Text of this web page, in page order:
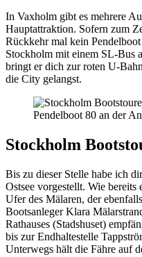
In Vaxholm gibt es mehrere
Hauptattraktion. Sofern zum
Rückkehr mal kein
Stockholm mit einem SL-Bus
bringt er dich zur roten U-
die City gelangst.
Pendelboot 80 an der
Stockholm
Bis zu dieser Stelle habe ich
Ostsee vorgestellt. Wie
Ufer des Mälaren, der
Bootsanleger Klara
Rathauses (Stadshuset)
bis zur Endhaltestelle
Unterwegs hält die Fähre auf